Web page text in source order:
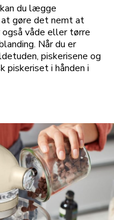
du lægge
gøre det nemt at
også våde eller tørre
Når du er
piskerisene og
piskeriset i hånden i